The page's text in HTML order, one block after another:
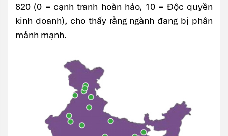
820 (0 = cạnh tranh hoàn hảo, 10 = Độc quyền
kinh doanh), cho thấy rằng ngành đang bị phân
mảnh mạnh.